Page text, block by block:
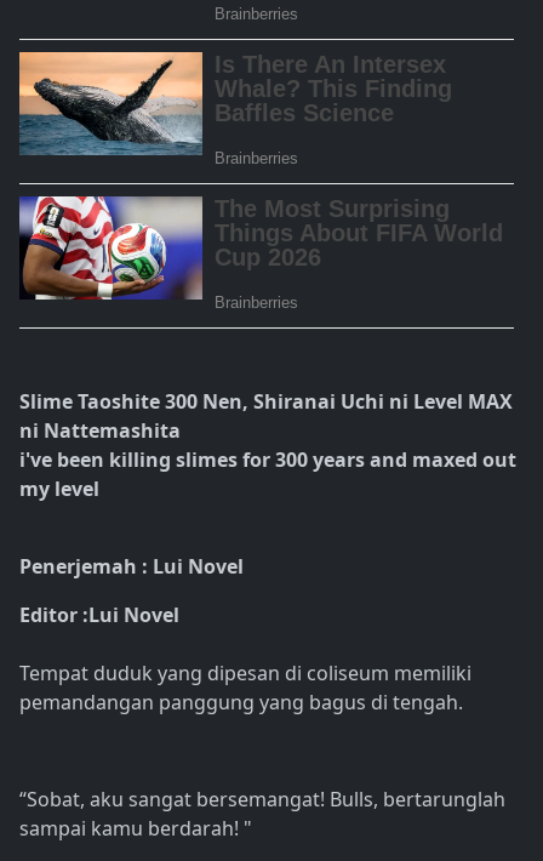
Slime Taoshite 300 Nen, Shiranai Uchi ni Level MAX
ni Nattemashita
i've been killing slimes for 300 years and maxed out
my level
Penerjemah : Lui Novel
Editor :Lui Novel
Tempat duduk yang dipesan di coliseum memiliki
pemandangan panggung yang bagus di tengah.
“Sobat, aku sangat bersemangat! Bulls, bertarunglah
sampai kamu berdarah! "